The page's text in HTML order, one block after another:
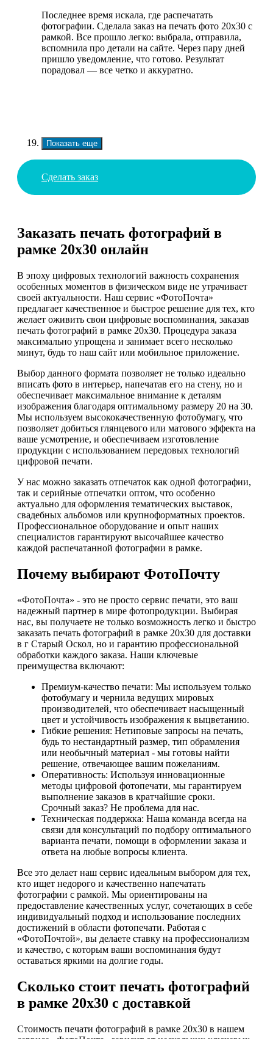
Последнее время искала, где распечатать
фотографии. Сделала заказ на печать фото 20х30 с
рамкой. Все прошло легко: выбрала, отправила,
вспомнила про детали на сайте. Через пару дней
пришло уведомление, что готово. Результат
порадовал — все четко и аккуратно.
Показать еще
Сделать заказ
Заказать печать фотографий в
рамке 20х30 онлайн
В эпоху цифровых технологий важность сохранения
особенных моментов в физическом виде не утрачивает
своей актуальности. Наш сервис «ФотоПочта»
предлагает качественное и быстрое решение для тех, кто
желает оживить свои цифровые воспоминания, заказав
печать фотографий в рамке 20х30. Процедура заказа
максимально упрощена и занимает всего несколько
минут, будь то наш сайт или мобильное приложение.
Выбор данного формата позволяет не только идеально
вписать фото в интерьер, напечатав его на стену, но и
обеспечивает максимальное внимание к деталям
изображения благодаря оптимальному размеру 20 на 30.
Мы используем высококачественную фотобумагу, что
позволяет добиться глянцевого или матового эффекта на
ваше усмотрение, и обеспечиваем изготовление
продукции с использованием передовых технологий
цифровой печати.
У нас можно заказать отпечаток как одной фотографии,
так и серийные отпечатки оптом, что особенно
актуально для оформления тематических выставок,
свадебных альбомов или крупноформатных проектов.
Профессиональное оборудование и опыт наших
специалистов гарантируют высочайшее качество
каждой распечатанной фотографии в рамке.
Почему выбирают ФотоПочту
«ФотоПочта» - это не просто сервис печати, это ваш
надежный партнер в мире фотопродукции. Выбирая
нас, вы получаете не только возможность легко и быстро
заказать печать фотографий в рамке 20х30 для доставки
в г Старый Оскол, но и гарантию профессиональной
обработки каждого заказа. Наши ключевые
преимущества включают:
Премиум-качество печати: Мы используем только
фотобумагу и чернила ведущих мировых
производителей, что обеспечивает насыщенный
цвет и устойчивость изображения к выцветанию.
Гибкие решения: Нетиповые запросы на печать,
будь то нестандартный размер, тип обрамления
или необычный материал - мы готовы найти
решение, отвечающее вашим пожеланиям.
Оперативность: Используя инновационные
методы цифровой фотопечати, мы гарантируем
выполнение заказов в кратчайшие сроки.
Срочный заказ? Не проблема для нас.
Техническая поддержка: Наша команда всегда на
связи для консультаций по подбору оптимального
варианта печати, помощи в оформлении заказа и
ответа на любые вопросы клиента.
Все это делает наш сервис идеальным выбором для тех,
кто ищет недорого и качественно напечатать
фотографии с рамкой. Мы ориентированы на
предоставление качественных услуг, сочетающих в себе
индивидуальный подход и использование последних
достижений в области фотопечати. Работая с
«ФотоПочтой», вы делаете ставку на профессионализм
и качество, с которым ваши воспоминания будут
оставаться яркими на долгие годы.
Сколько стоит печать фотографий
в рамке 20х30 с доставкой
Стоимость печати фотографий в рамке 20х30 в нашем